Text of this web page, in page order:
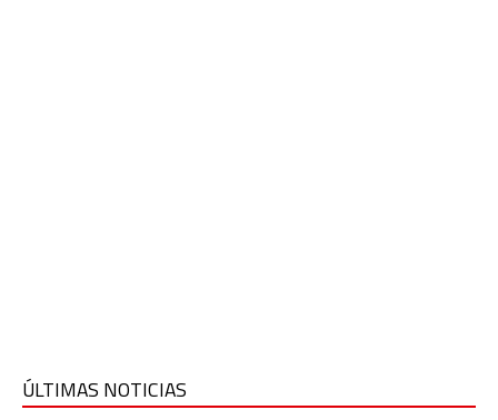
ÚLTIMAS NOTICIAS